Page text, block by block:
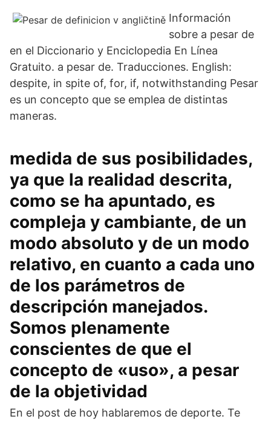
Información
sobre a pesar de
en el Diccionario y Enciclopedia En Línea
Gratuito. a pesar de. Traducciones. English:
despite, in spite of, for, if, notwithstanding Pesar
es un concepto que se emplea de distintas
maneras.
medida de sus posibilidades,
ya que la realidad descrita,
como se ha apuntado, es
compleja y cambiante, de un
modo absoluto y de un modo
relativo, en cuanto a cada uno
de los parámetros de
descripción manejados.
Somos plenamente
conscientes de que el
concepto de «uso», a pesar
de la objetividad
En el post de hoy hablaremos de deporte. Te